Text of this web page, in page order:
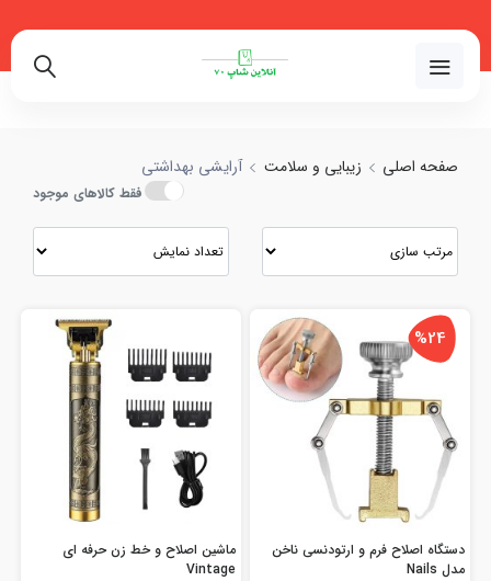
صفحه اصلی زیبایی و سلامت آرایشی بهداشتی
فقط کالاهای موجود
%24
دستگاه اصلاح فرم و ارتودنسی ناخن
مدل Nails
ماشین اصلاح و خط زن حرفه ای
Vintage